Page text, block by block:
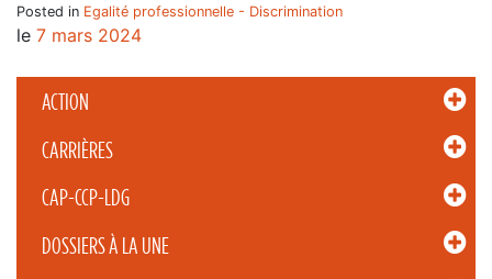
ACTION
CARRIÈRES
CAP-CCP-LDG
DOSSIERS À LA UNE
Posted in Egalité professionnelle - Discrimination
le 7 mars 2024